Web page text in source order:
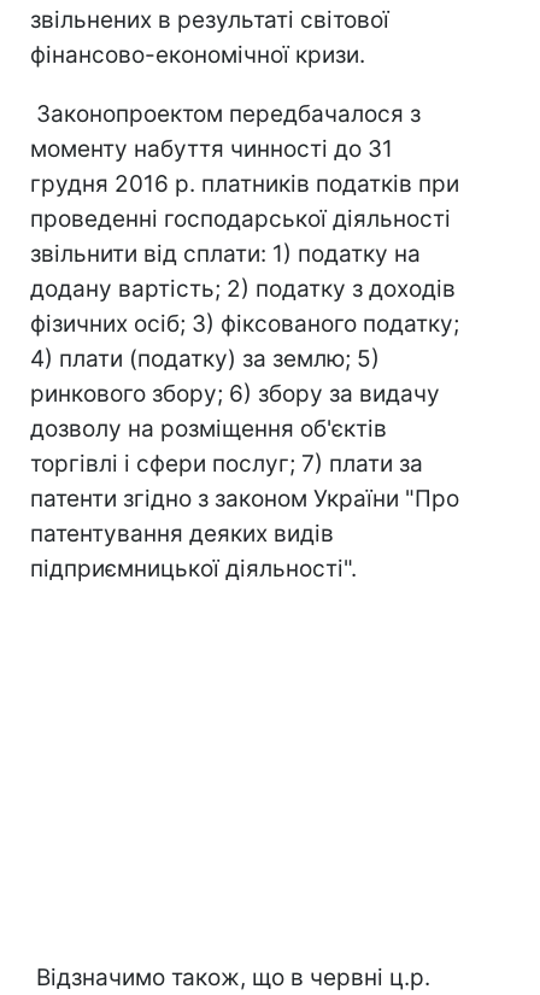
звільнених в результаті світової
фінансово-економічної кризи.
Законопроектом передбачалося з
моменту набуття чинності до 31
грудня 2016 р. платників податків при
проведенні господарської діяльності
звільнити від сплати: 1) податку на
додану вартість; 2) податку з доходів
фізичних осіб; 3) фіксованого податку;
4) плати (податку) за землю; 5)
ринкового збору; 6) збору за видачу
дозволу на розміщення об'єктів
торгівлі і сфери послуг; 7) плати за
патенти згідно з законом України "Про
патентування деяких видів
підприємницької діяльності".
Відзначимо також, що в червні ц.р.